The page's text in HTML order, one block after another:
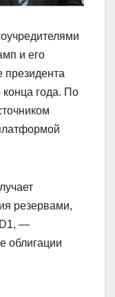
и его
президента
года. По
резервами,
—
облигации